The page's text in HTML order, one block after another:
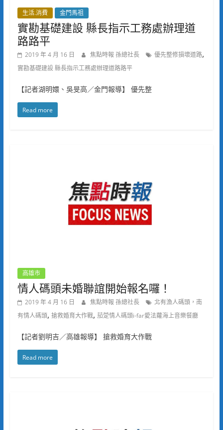
生活.消費 金門馬祖
實勘基礎建設 縣長指示工務處辦理道
路路平
2019 年 4 月 16 日 焦點時報 孫總社長 優先整修損壞道路,
實勘基礎建設 縣長指示工務處辦理道路路平
【記者湖明嬛、吳旻高／金門報導】 優先整
Read more
高雄市
情人碼頭未婚聯誼開始報名囉！
2019 年 4 月 16 日 焦點時報 孫總社長
北有漁人碼頭，南
有情人碼頭, 搶救婚育大作戰, 茄萣情人碼頭i-far愛法蘿海上音樂餐廳
【記者劉明吉／高雄報導】 搶救婚育大作戰
Read more